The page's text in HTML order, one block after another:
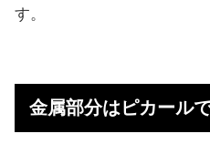
す。
金属部分はピカール